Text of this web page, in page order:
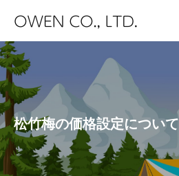
HOME
BLOG
JIBUN IC
STORES
松竹梅の価格設定について